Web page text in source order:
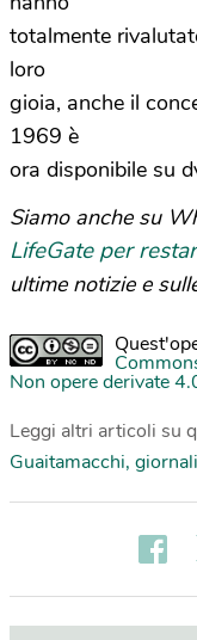
totalmente
loro
gioia, anche il
1969 è
ora disponibile su
Siamo anche su
LifeGate per
ultime notizie e
Non opere derivate
Leggi altri articoli su
Guaitamacchi,